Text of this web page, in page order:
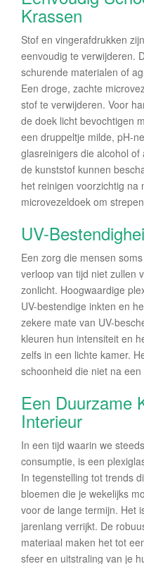
Krassen
Stof en vingerafdrukken
eenvoudig te verwijderen.
schurende materialen of
Een droge, zachte
stof te verwijderen. Voor
de doek licht bevochtigen
een druppeltje milde, pH-
glasreinigers die alcohol
de kunststof kunnen
het reinigen voorzichtig na
microvezeldoek om
UV-
Een zorg die mensen
verloop van tijd niet zullen
zonlicht. Hoogwaardige
UV-bestendige inkten en
zekere mate van UV-
kleuren hun intensiteit en
zelfs in een lichte kamer.
schoonheid die niet na
Een Duurzame
Interieur
In een tijd waarin we
consumptie, is een
In tegenstelling tot trends
bloemen die je wekelijks
voor de lange termijn. Het
jarenlang verrijkt. De
materiaal maken het tot
sfeer en uitstraling van je